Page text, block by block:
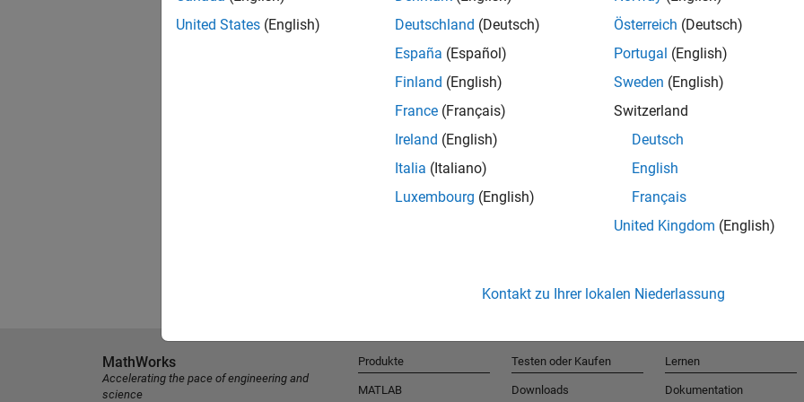
United States (English)
Deutschland (Deutsch)
España (Español)
Finland (English)
France (Français)
Ireland (English)
Italia (Italiano)
Luxembourg (English)
Österreich (Deutsch)
Portugal (English)
Sweden (English)
Switzerland
Deutsch
English
Français
United Kingdom (English)
Kontakt zu Ihrer lokalen Niederlassung
MathWorks
Accelerating the pace of engineering and
science
Produkte
MATLAB
Testen oder Kaufen
Downloads
Lernen
Dokumentation